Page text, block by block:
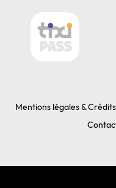
Mentions légales & Crédits